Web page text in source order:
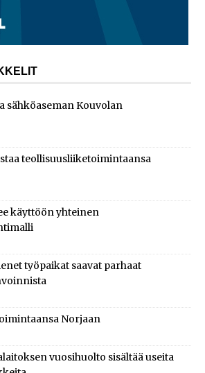
sähköaseman Kouvolan
teollisuusliiketoimintaansa
käyttöön yhteinen
työpaikat saavat parhaat
Norjaan
vuosihuolto sisältää useita